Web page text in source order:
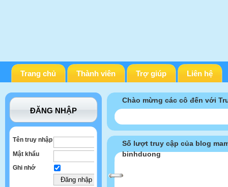
Trang chủ Thành viên Trợ giúp Liên hệ
ĐĂNG NHẬP
Tên truy nhập
Mật khẩu
Ghi nhớ
Chào mừng các cô đến với
Số lượt truy cập của blog
binhduong